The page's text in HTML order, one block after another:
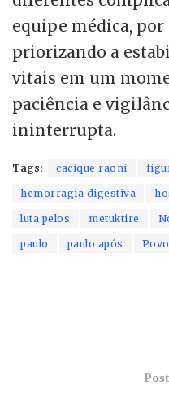
equipe médica,
priorizando a
vitais em um
paciência e
ininterrupta.
Tags: cacique raoni
hemorragia digestiva
luta pelos metuktire
paulo paulo após